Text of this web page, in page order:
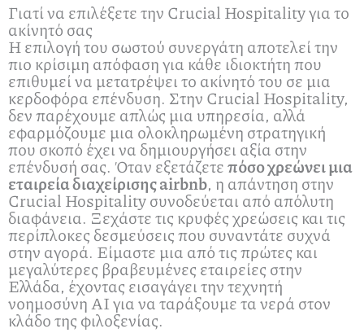
Γιατί να επιλέξετε την Crucial Hospitality για το
ακίνητό σας
Η επιλογή του σωστού συνεργάτη αποτελεί την
πιο κρίσιμη απόφαση για κάθε ιδιοκτήτη που
επιθυμεί να μετατρέψει το ακίνητό του σε μια
κερδοφόρα επένδυση. Στην Crucial Hospitality,
δεν παρέχουμε απλώς μια υπηρεσία, αλλά
εφαρμόζουμε μια ολοκληρωμένη στρατηγική
που σκοπό έχει να δημιουργήσει αξία στην
επένδυσή σας. Όταν εξετάζετεπόσο χρεώνει μια
εταιρεία διαχείρισης airbnb, η απάντηση στην
Crucial Hospitality συνοδεύεται από απόλυτη
διαφάνεια. Ξεχάστε τις κρυφές χρεώσεις και τις
περίπλοκες δεσμεύσεις που συναντάτε συχνά
στην αγορά. Είμαστε μια από τις πρώτες και
μεγαλύτερες βραβευμένες εταιρείες στην
Ελλάδα, έχοντας εισαγάγει την τεχνητή
νοημοσύνη ΑΙ για να ταράξουμε τα νερά στον
κλάδο της φιλοξενίας.